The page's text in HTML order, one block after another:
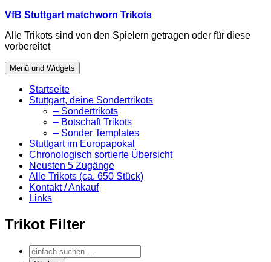
Zum
springen
VfB Stuttgart matchworn Trikots
Alle Trikots sind von den Spielern getragen oder für diese
vorbereitet
Menü und Widgets
Startseite
Stuttgart, deine Sondertrikots
– Sondertrikots
– Botschaft Trikots
– Sonder Templates
Stuttgart im Europapokal
Chronologisch sortierte Übersicht
Neusten 5 Zugänge
Alle Trikots (ca. 650 Stück)
Kontakt / Ankauf
Links
Trikot Filter